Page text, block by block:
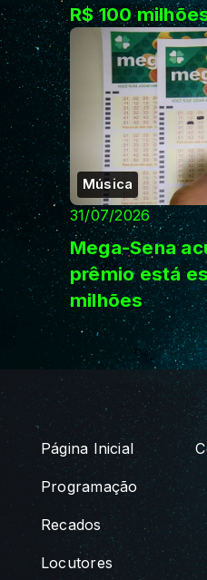
R$ 100
Música
31/07/2026
Mega-Sena
prêmio está
milhões
Página Inicial
Programação
Recados
Locutores